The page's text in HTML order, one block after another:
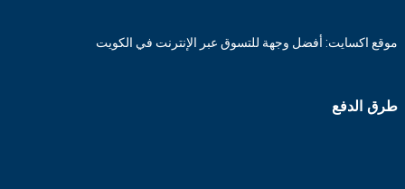
موقع اكسايت: أفضل وجهة للتسوق عبر الإنترنت في الكويت
طرق الدفع